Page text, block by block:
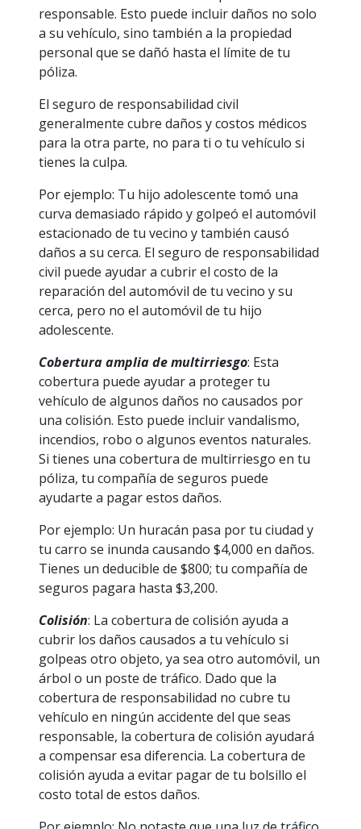
responsable. Esto puede incluir daños no solo
a su vehículo, sino también a la propiedad
personal que se dañó hasta el límite de tu
póliza.
El seguro de responsabilidad civil
generalmente cubre daños y costos médicos
para la otra parte, no para ti o tu vehículo si
tienes la culpa.
Por ejemplo: Tu hijo adolescente tomó una
curva demasiado rápido y golpeó el automóvil
estacionado de tu vecino y también causó
daños a su cerca. El seguro de responsabilidad
civil puede ayudar a cubrir el costo de la
reparación del automóvil de tu vecino y su
cerca, pero no el automóvil de tu hijo
adolescente.
Cobertura amplia de multirriesgo: Esta
cobertura puede ayudar a proteger tu
vehículo de algunos daños no causados por
una colisión. Esto puede incluir vandalismo,
incendios, robo o algunos eventos naturales.
Si tienes una cobertura de multirriesgo en tu
póliza, tu compañía de seguros puede
ayudarte a pagar estos daños.
Por ejemplo: Un huracán pasa por tu ciudad y
tu carro se inunda causando $4,000 en daños.
Tienes un deducible de $800; tu compañía de
seguros pagara hasta $3,200.
Colisión: La cobertura de colisión ayuda a
cubrir los daños causados a tu vehículo si
golpeas otro objeto, ya sea otro automóvil, un
árbol o un poste de tráfico. Dado que la
cobertura de responsabilidad no cubre tu
vehículo en ningún accidente del que seas
responsable, la cobertura de colisión ayudará
a compensar esa diferencia. La cobertura de
colisión ayuda a evitar pagar de tu bolsillo el
costo total de estos daños.